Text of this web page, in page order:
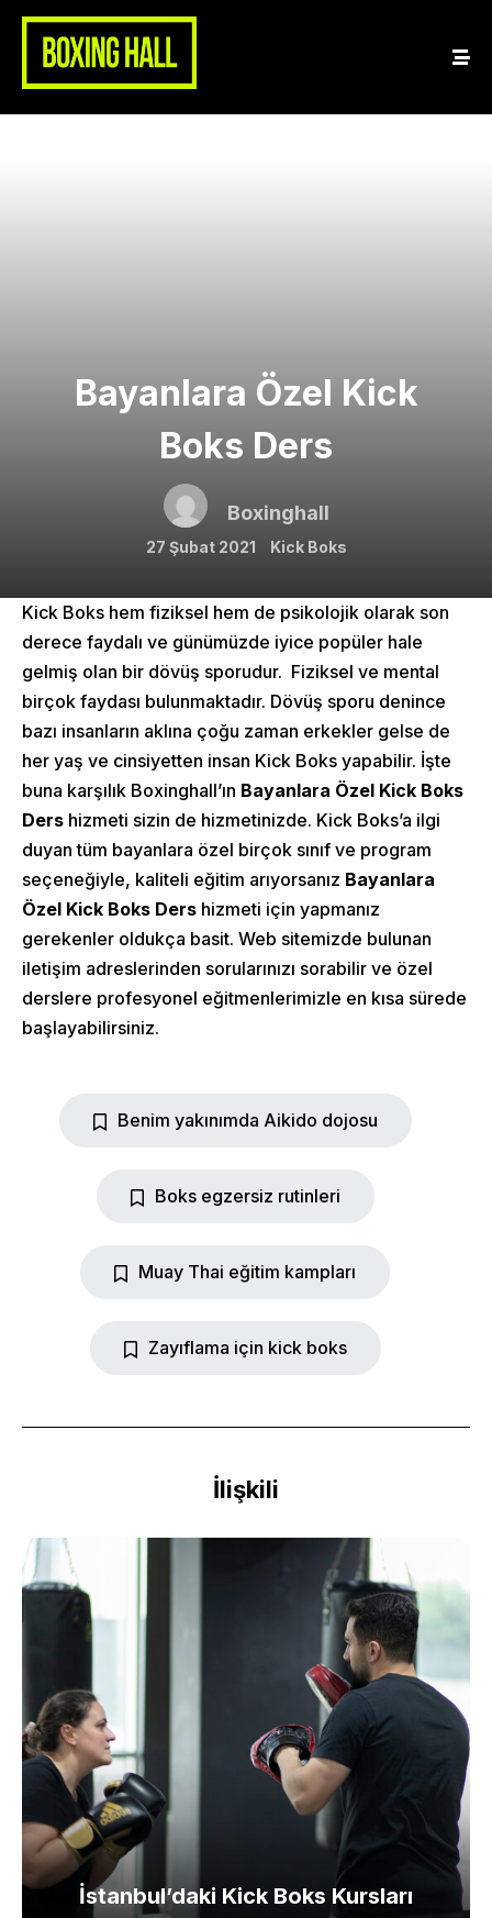
Bayanlara Özel Kick
Boks Ders
Boxinghall
27 Şubat 2021 Kick Boks
Kick Boks hem fiziksel hem de psikolojik olarak son
derece faydalı ve günümüzde iyice popüler hale
gelmiş olan bir dövüş sporudur. Fiziksel ve mental
birçok faydası bulunmaktadır. Dövüş sporu denince
bazı insanların aklına çoğu zaman erkekler gelse de
her yaş ve cinsiyetten insan Kick Boks yapabilir. İşte
buna karşılık Boxinghall’ın Bayanlara Özel Kick Boks
Ders hizmeti sizin de hizmetinizde. Kick Boks’a ilgi
duyan tüm bayanlara özel birçok sınıf ve program
seçeneğiyle, kaliteli eğitim arıyorsanız Bayanlara
Özel Kick Boks Ders hizmeti için yapmanız
gerekenler oldukça basit. Web sitemizde bulunan
iletişim adreslerinden sorularınızı sorabilir ve özel
derslere profesyonel eğitmenlerimizle en kısa sürede
başlayabilirsiniz.
Benim yakınımda Aikido dojosu
Boks egzersiz rutinleri
Muay Thai eğitim kampları
Zayıflama için kick boks
İlişkili
İstanbul’daki Kick Boks Kursları
Classes